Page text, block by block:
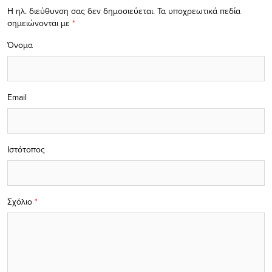
Η ηλ. διεύθυνση σας δεν δημοσιεύεται. Τα υποχρεωτικά πεδία
σημειώνονται με *
Σχόλιο *
Όνομα
Email
Ιστότοπος